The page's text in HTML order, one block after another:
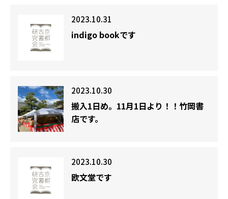
2023.10.31
indigo bookです
2023.10.30
搬入1日め。11月1日より！！竹岡書
店です。
2023.10.30
欧文堂です